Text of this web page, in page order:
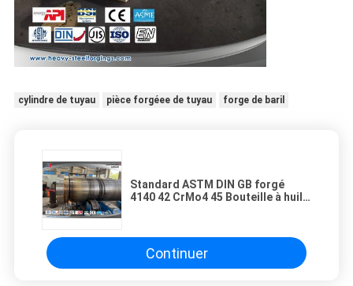
cylindre de tuyau pièce forgéee de tuyau forge de baril
Standard ASTM DIN GB forgé
4140 42 CrMo4 45 Bouteille à huile
Continuer